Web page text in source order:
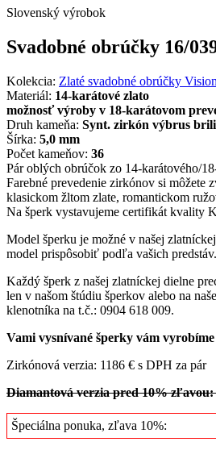
Slovenský výrobok
Svadobné obrúčky 16/
Kolekcia: Zlaté svadobné obrúčky
Materiál: 14-karátové zlato
možnosť výroby v 18-karátovom
Druh kameňa: Synt. zirkón výbrus
Šírka: 5,0 mm
Počet kameňov: 36
Pár oblých obrúčok zo 14-karátového/
Farebné prevedenie zirkónov si
klasickom žltom zlate, romantickom
Na šperk vystavujeme certifikát kvality
Model šperku je možné v našej
model prispôsobiť podľa vašich
Každý šperk z našej zlatníckej dielne
len v našom štúdiu šperkov alebo na
klenotníka na t.č.: 0904 618 009.
Vami vysnívané šperky vám
Zirkónová verzia: 1186 € s DPH za pár
Diamantová verzia pred 10% zľavou:
Špeciálna ponuka, zľava 10%: